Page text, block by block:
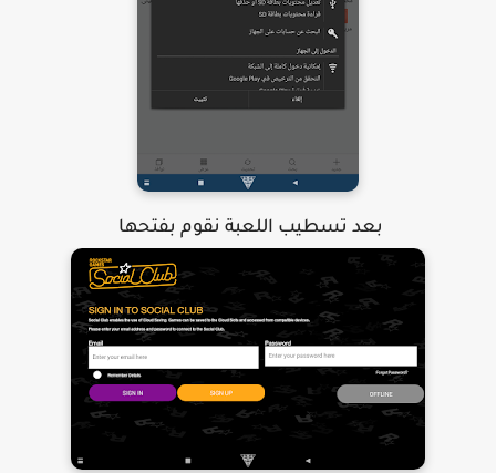
بعد تسطيب اللعبة نقوم بفتحها